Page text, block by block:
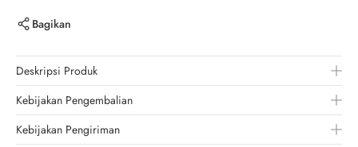
Bagikan
Deskripsi Produk
Kebijakan Pengembalian
Kebijakan Pengiriman